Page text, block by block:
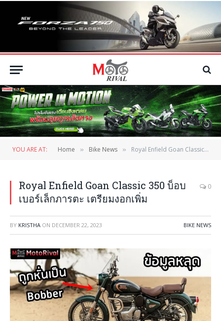
YOU ARE AT: Home » Bike News » Royal Enfield Goan Classic 350 บ็อบเบอร์เล็กภารตะ เตรียมงอกเพิ่ม
Royal Enfield Goan Classic 350 บ็อบ
เบอร์เล็กภารตะ เตรียมงอกเพิ่ม
0
BY KRISTHA ON DECEMBER 22, 2023 BIKE NEWS